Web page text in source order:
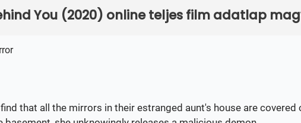
You (2020) online teljes film adatlap
that all the mirrors in their estranged aunt's house are covered